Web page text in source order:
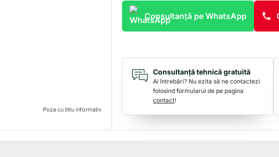
Poza cu titlu informativ
Consultanță pe WhatsApp
Consultanță tehnică gratuită
Ai întrebări? Nu ezita să ne contactezi
folosind formularul de pe pagina
contact!